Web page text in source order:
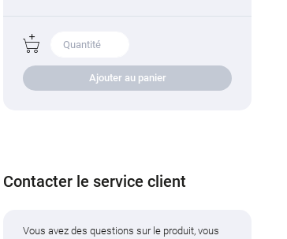
Ajouter au panier
Contacter le service client
Vous avez des questions sur le produit, vous